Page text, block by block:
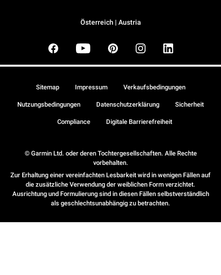
Österreich | Austria
© Garmin Ltd. oder deren Tochtergesellschaften. Alle Rechte
vorbehalten.
Zur Erhaltung einer vereinfachten Lesbarkeit wird in wenigen Fällen auf
die zusätzliche Verwendung der weiblichen Form verzichtet.
Ausrichtung und Formulierung sind in diesen Fällen selbstverständlich
als geschlechtsunabhängig zu betrachten.
Sitemap Impressum Verkaufsbedingungen
Nutzungsbedingungen Datenschutzerklärung Sicherheit
Compliance Digitale Barrierefreiheit